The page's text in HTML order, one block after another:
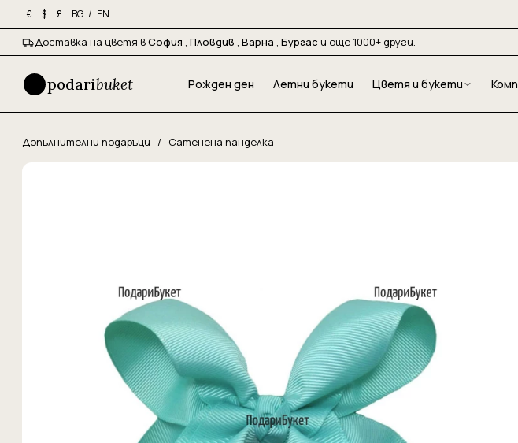
€ $ £ BG / EN
Доставка на цветя вСофия , Пловдив , Варна , Бургас и още 1000+ други.
podaribuket Рожден ден Летни букети Цветя и букети
Допълнителни подаръци / Сатенена панделка